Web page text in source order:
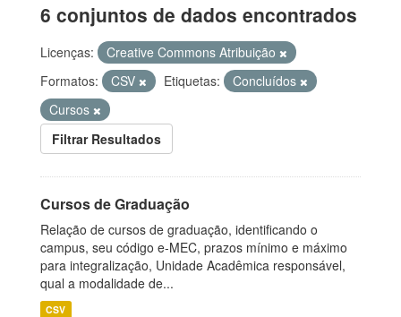
6 conjuntos de dados encontrados
Licenças:
Creative Commons Atribuição
Formatos:
CSV Etiquetas:
Concluídos
Cursos
Filtrar Resultados
Cursos de Graduação
Relação de cursos de graduação, identificando o
campus, seu código e-MEC, prazos mínimo e máximo
para integralização, Unidade Acadêmica responsável,
qual a modalidade de...
CSV